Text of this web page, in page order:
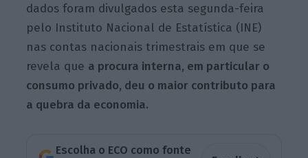
dados foram divulgados esta segunda-feira
pelo Instituto Nacional de Estatística (INE)
nas contas nacionais trimestrais em que se
revela que a procura interna, em particular o
consumo privado, deu o maior contributo para
a quebra da economia.
Escolha o ECO como fonte